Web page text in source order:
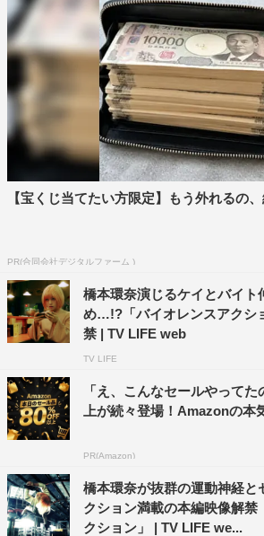
作品情報
2022年夏、全国公開
原作／浅井蓮次、沢田 新「バイオレン
（小学館「やわらかスピリッツ」連載
監督：瑠東東一郎
脚本：江良至、瑠東東一郎
出演：橋本環奈、杉野遥亮、鈴鹿央士
ウィン、大東駿介、太田夢莉
佐藤二朗、城田優、高橋克典／岡村隆
製作：「バイオレンスアクション」製
制作：ファインエンターテイメント
【宝くじ当てたい方限定】もう外れるの
PR(合同会社デジタルファーム )
橋本環奈演じるケイとバイト
め…!?「バイオレンスアクシ
禁 | TV LIFE web
TV LIFE
「え、こんなセールやって
上が続々登場！Amazonの本
PR(Amazon)
橋本環奈が抜群の運動神経と
クション満載の本編映像解禁
クション」 | TV LIFE we...